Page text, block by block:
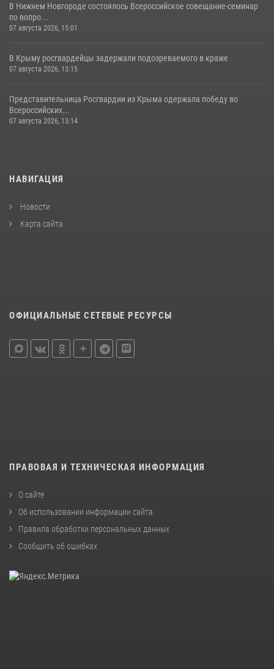
В Нижнем Новгороде состоялось Всероссийское совещание-семинар
по вопро...
07 августа 2026, 15:01
В Крыму росгвардейцы задержали подозреваемого в краже
07 августа 2026, 13:15
Представительница Росгвардии из Крыма одержала победу во
Всероссийских...
07 августа 2026, 13:14
НАВИГАЦИЯ
Новости
Карта сайта
ОФИЦИАЛЬНЫЕ СЕТЕВЫЕ РЕСУРСЫ
ПРАВОВАЯ И ТЕХНИЧЕСКАЯ ИНФОРМАЦИЯ
О сайте
Об использовании информации сайта
Правила обработки персональных данных
Сообщить об ошибках